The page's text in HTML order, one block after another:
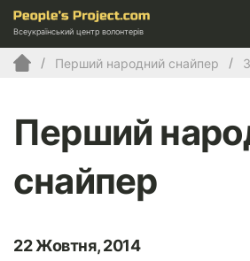
Всеукраїнський центр волонтерів
Перший народний снайпер
Перший
снайпер
22 Жовтня, 2014